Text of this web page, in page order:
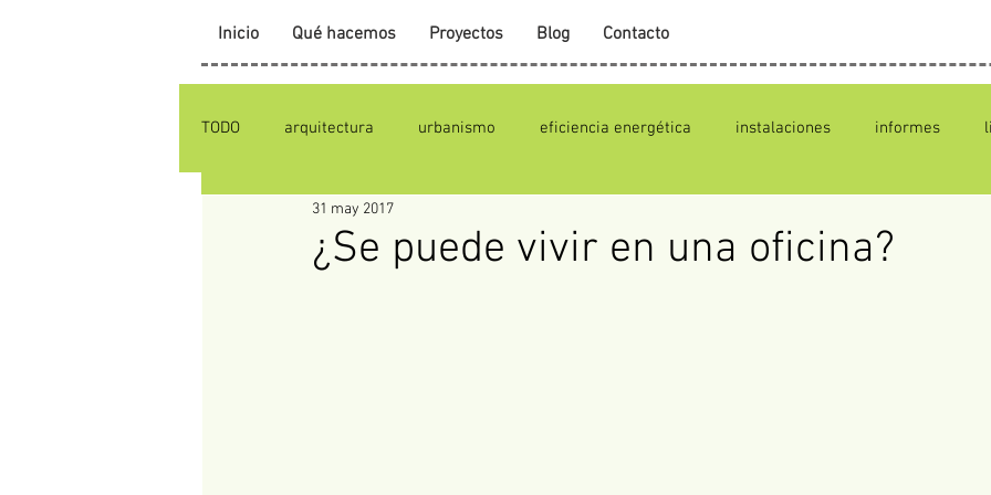
Inicio Qué hacemos Proyectos Blog Contacto
TODO arquitectura urbanismo eficiencia energética instalaciones informes
¿Se puede vivir en una oficina?
31 may 2017